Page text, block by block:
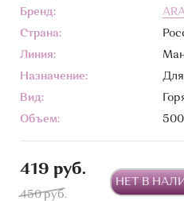
Бренд:
Страна:
Линия:
Назначение:
Для
Вид:
Объем:
419 руб.
450 руб.
НЕТ В